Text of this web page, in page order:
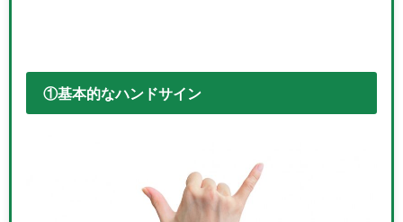
①基本的なハンドサイン